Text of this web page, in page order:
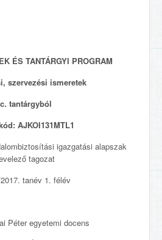
ÉS TANTÁRGYI PROGRAM
szervezési ismeretek
c. tantárgyból
AJKOI131MTL1
igazgatási alapszak
tagozat
tanév 1. félév
Péter egyetemi docens